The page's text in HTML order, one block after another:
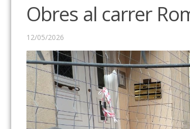
Obres al carrer
12/05/2026